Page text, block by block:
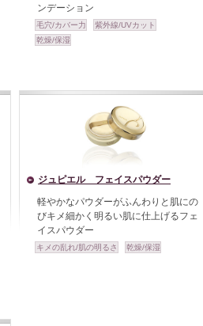
ンデーション
毛穴/カバー力
紫外線/UVカット
乾燥/保湿
ジュピエル フェイスパウダー
軽やかなパウダーがふんわりと肌にの
びキメ細かく明るい肌に仕上げるフェ
イスパウダー
キメの乱れ/肌の明るさ 乾燥/保湿